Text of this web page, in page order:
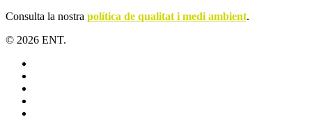
Consulta la nostra política de qualitat i medi ambient.
© 2026 ENT.